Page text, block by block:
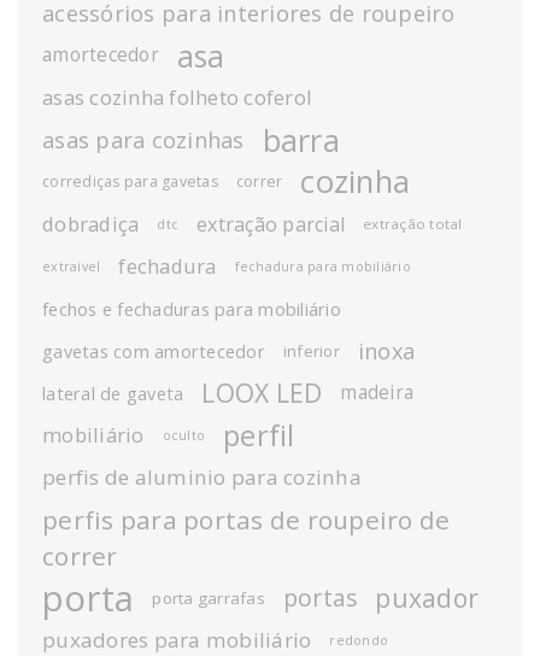
acessórios para interiores de roupeiro
amortecedor asa
asas cozinha folheto coferol
asas para cozinhas barra
corrediças para gavetas correr cozinha
dobradiça dtc extração parcial extração total
extraível fechadura fechadura para mobiliário
fechos e fechaduras para mobiliário
gavetas com amortecedor
inferior inoxa
lateral de gaveta LOOX LED madeira
mobiliário oculto perfil
perfis de aluminio para cozinha
perfis para portas de roupeiro de
correr
porta porta garrafas portas puxador
puxadores para mobiliário redondo